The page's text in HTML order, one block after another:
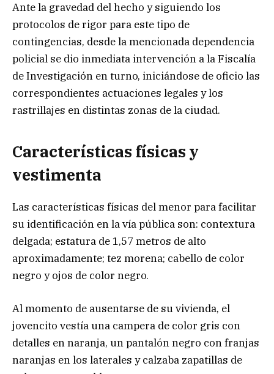
Ante la gravedad del hecho y siguiendo los
protocolos de rigor para este tipo de
contingencias, desde la mencionada dependencia
policial se dio inmediata intervención a la Fiscalía
de Investigación en turno, iniciándose de oficio las
correspondientes actuaciones legales y los
rastrillajes en distintas zonas de la ciudad.
Características físicas y
vestimenta
Las características físicas del menor para facilitar
su identificación en la vía pública son: contextura
delgada; estatura de 1,57 metros de alto
aproximadamente; tez morena; cabello de color
negro y ojos de color negro.
Al momento de ausentarse de su vivienda, el
jovencito vestía una campera de color gris con
detalles en naranja, un pantalón negro con franjas
naranjas en los laterales y calzaba zapatillas de